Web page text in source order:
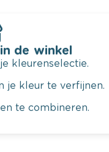
de winkel
kleurenselectie.
je kleur te verfijnen.
te combineren.